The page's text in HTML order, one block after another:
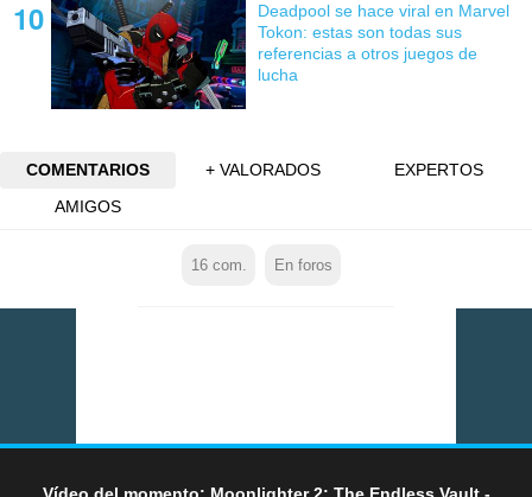
Deadpool se hace viral en Marvel
Tokon: estas son todas sus
referencias a otros juegos de
lucha
COMENTARIOS + VALORADOS
EXPERTOS
AMIGOS
16com. En foros